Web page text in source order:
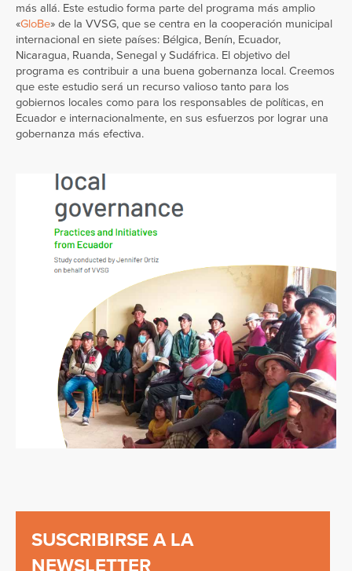
más allá. Este estudio forma parte del programa más amplio
«GloBe» de la VVSG, que se centra en la cooperación municipal
internacional en siete países: Bélgica, Benín, Ecuador,
Nicaragua, Ruanda, Senegal y Sudáfrica. El objetivo del
programa es contribuir a una buena gobernanza local. Creemos
que este estudio será un recurso valioso tanto para los
gobiernos locales como para los responsables de políticas, en
Ecuador e internacionalmente, en sus esfuerzos por lograr una
gobernanza más efectiva.
SUSCRIBIRSE A LA
NEWSLETTER